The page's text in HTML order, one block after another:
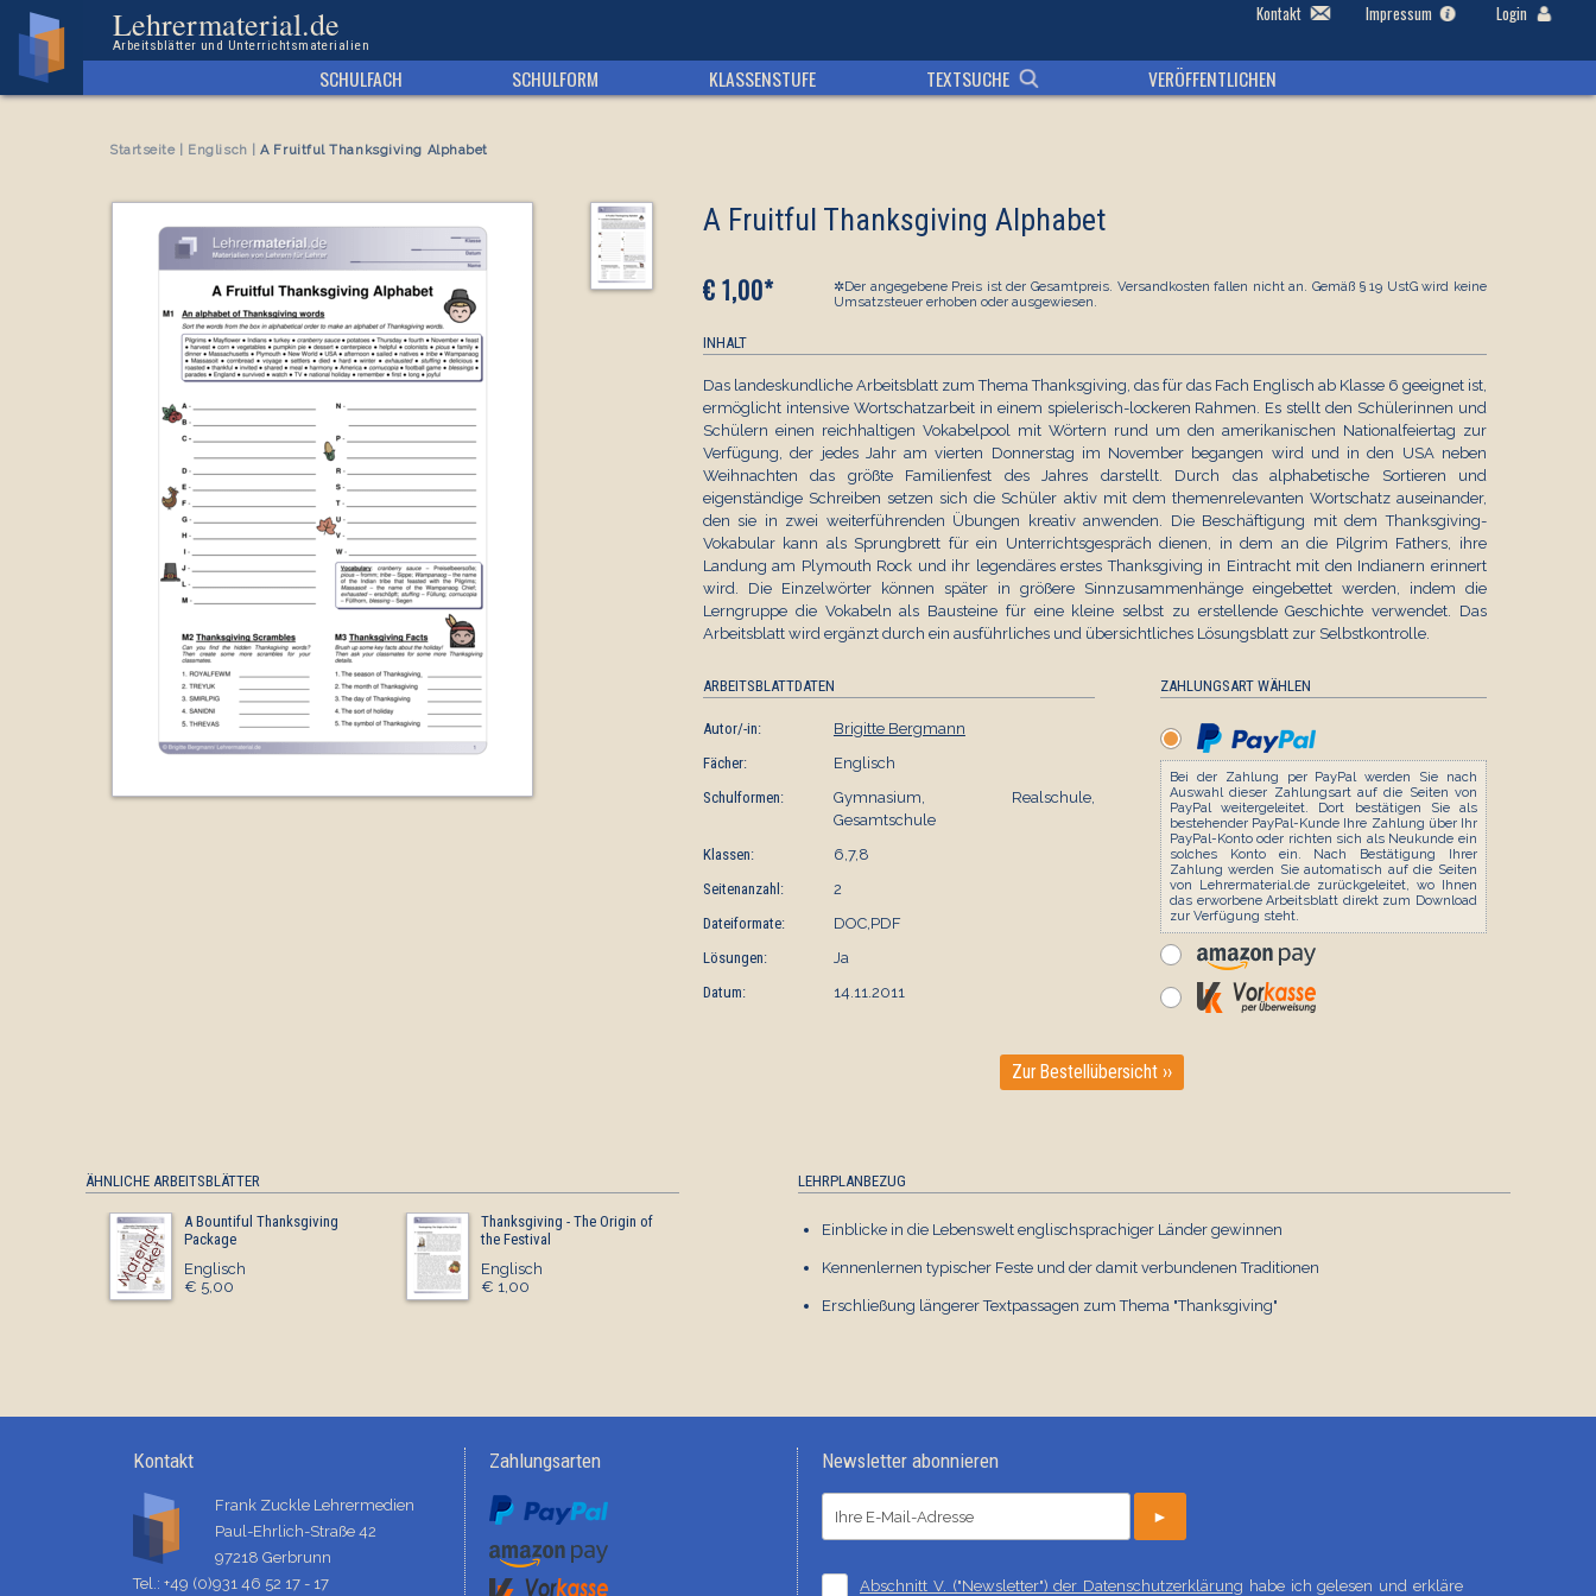
Lehrermaterial.de
Arbeitsblätter und Unterrichtsmaterialien
Kontakt Impressum Login
SCHULFACH SCHULFORM KLASSENSTUFE TEXTSUCHE VERÖFFENTLICHEN
Startseite| Englisch |A Fruitful Thanksgiving Alphabet
A Fruitful Thanksgiving Alphabet
€ 1,00*
✲Der angegebene Preis ist der Gesamtpreis. Versandkosten fallen nicht an. Gemäß § 19 UstG wird keine
Umsatzsteuer erhoben oder ausgewiesen.
INHALT
Das landeskundliche Arbeitsblatt zum Thema Thanksgiving, das für das Fach Englisch ab Klasse 6 geeignet ist,
ermöglicht intensive Wortschatzarbeit in einem spielerisch-lockeren Rahmen. Es stellt den Schülerinnen und
Schülern einen reichhaltigen Vokabelpool mit Wörtern rund um den amerikanischen Nationalfeiertag zur
Verfügung, der jedes Jahr am vierten Donnerstag im November begangen wird und in den USA neben
Weihnachten das größte Familienfest des Jahres darstellt. Durch das alphabetische Sortieren und
eigenständige Schreiben setzen sich die Schüler aktiv mit dem themenrelevanten Wortschatz auseinander,
den sie in zwei weiterführenden Übungen kreativ anwenden. Die Beschäftigung mit dem Thanksgiving-
Vokabular kann als Sprungbrett für ein Unterrichtsgespräch dienen, in dem an die Pilgrim Fathers, ihre
Landung am Plymouth Rock und ihr legendäres erstes Thanksgiving in Eintracht mit den Indianern erinnert
wird. Die Einzelwörter können später in größere Sinnzusammenhänge eingebettet werden, indem die
Lerngruppe die Vokabeln als Bausteine für eine kleine selbst zu erstellende Geschichte verwendet. Das
Arbeitsblatt wird ergänzt durch ein ausführliches und übersichtliches Lösungsblatt zur Selbstkontrolle.
ARBEITSBLATTDATEN
Autor/-in:
Brigitte Bergmann
Fächer:
Englisch
Schulformen:
Gymnasium, Realschule,
Gesamtschule
Klassen:
6,7,8
Seitenanzahl:
2
Dateiformate:
DOC,PDF
Lösungen:
Ja
Datum:
14.11.2011
ZAHLUNGSART WÄHLEN
Bei der Zahlung per PayPal werden Sie nach
Auswahl dieser Zahlungsart auf die Seiten von
PayPal weitergeleitet. Dort bestätigen Sie als
bestehender PayPal-Kunde Ihre Zahlung über Ihr
PayPal-Konto oder richten sich als Neukunde ein
solches Konto ein. Nach Bestätigung Ihrer
Zahlung werden Sie automatisch auf die Seiten
von Lehrermaterial.de zurückgeleitet, wo Ihnen
das erworbene Arbeitsblatt direkt zum Download
zur Verfügung steht.
Zur Bestellübersicht ››
ÄHNLICHE ARBEITSBLÄTTER
A Bountiful Thanksgiving
Package
Englisch
€ 5,00
Thanksgiving - The Origin of
the Festival
Englisch
€ 1,00
Thanksgiving Fun with
Cracking Jokes
Englisch
A Funny Thanksgiving Story
€ 1,50
LEHRPLANBEZUG
Einblicke in die Lebenswelt englischsprachiger Länder gewinnen
Kennenlernen typischer Feste und der damit verbundenen Traditionen
Erschließung längerer Textpassagen zum Thema "Thanksgiving"
Kontakt
Frank Zuckle Lehrermedien
Paul-Ehrlich-Straße 42
97218 Gerbrunn
Tel.: +49 (0)931 46 52 17 - 17
Zahlungsarten Newsletter abonnieren
►
Abschnitt V. ("Newsletter") der Datenschutzerklärung habe ich gelesen und erkläre